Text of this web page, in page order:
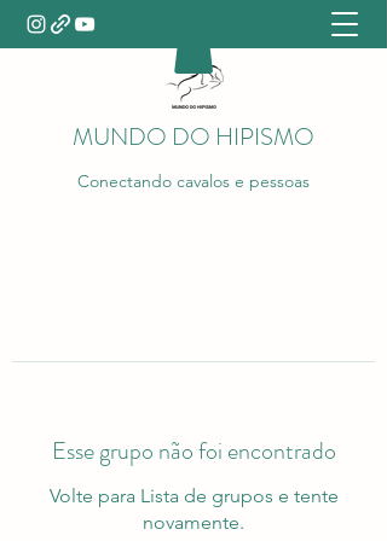
MUNDO DO HIPISMO
Conectando cavalos e pessoas
Esse grupo não foi encontrado
Volte para Lista de grupos e tente
novamente.